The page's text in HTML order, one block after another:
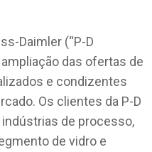
Daimler (“P-D
das ofertas de
e condizentes
Os clientes da P-D
de processo,
de vidro e